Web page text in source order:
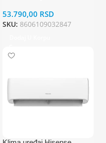
53.790,00 RSD
SKU: 8606109032847